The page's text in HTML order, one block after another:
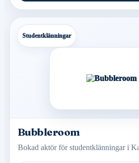
Studentklänningar
Bubbleroom
Bokad aktör för studentklänningar i